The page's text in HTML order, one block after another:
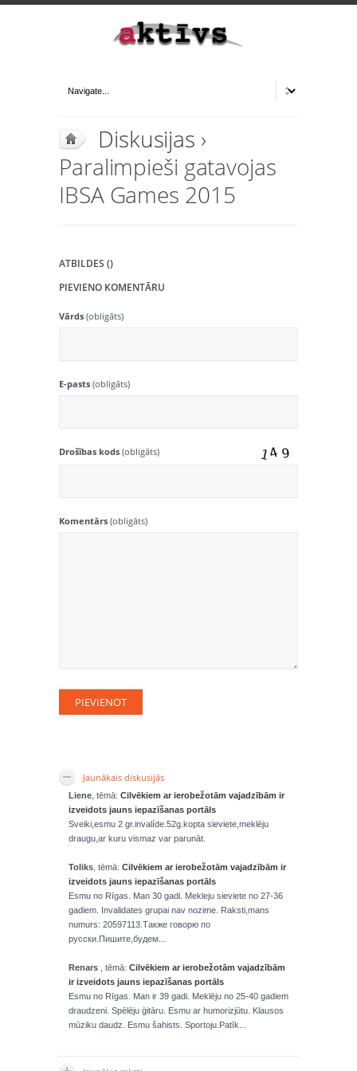
Diskusijas ›
Paralimpieši gatavojas
IBSA Games 2015
ATBILDES ()
PIEVIENO KOMENTĀRU
Vārds (obligāts)
E-pasts (obligāts)
Drošības kods (obligāts)
Komentārs (obligāts)
Jaunākais diskusijās
Liene , tēmā: Cilvēkiem ar ierobežotām vajadzībām ir
izveidots jauns iepazīšanas portāls
Sveiki,esmu 2 gr.invalíde.52g.kopta sieviete,meklēju
draugu,ar kuru vismaz var parunāt.
Toliks , tēmā: Cilvēkiem ar ierobežotām vajadzībām ir
izveidots jauns iepazīšanas portāls
Esmu no Rīgas. Man 30 gadi. Mekleju sieviete no 27-36
gadiem. Invalidates grupai nav nozime. Raksti,mans
numurs: 20597113.Также говорю по
русски.Пишите,будем...
Renars , tēmā: Cilvēkiem ar ierobežotām vajadzībām
ir izveidots jauns iepazīšanas portāls
Esmu no Rīgas. Man ir 39 gadi. Meklēju no 25-40 gadiem
draudzeni. Spēlēju ģitāru. Esmu ar humorizjūtu. Klausos
mūziku daudz. Esmu šahists. Sportoju.Patīk...